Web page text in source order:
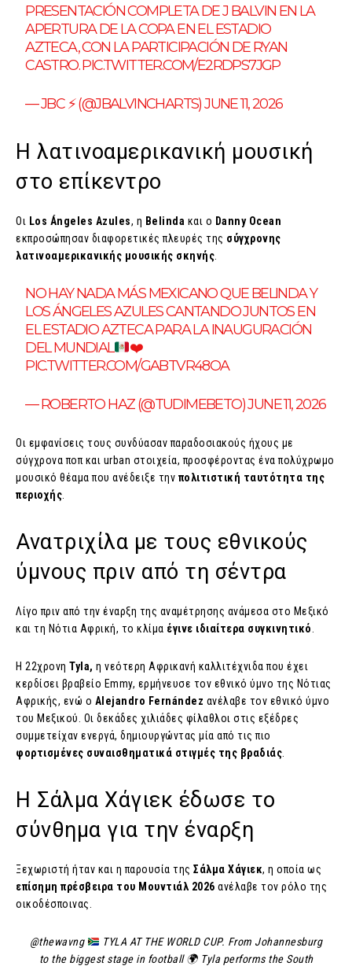
PRESENTACIÓN COMPLETA DE J BALVIN EN LA
APERTURA DE LA COPA EN EL ESTADIO
AZTECA, CON LA PARTICIPACIÓN DE RYAN
CASTRO.PIC.TWITTER.COM/E2RDPS7JGP
— JBC ⚡️ (@JBALVINCHARTS) JUNE 11, 2026
Η λατινοαμερικανική μουσική
στο επίκεντρο
Οι Los Ángeles Azules, η Belinda και ο Danny Ocean
εκπροσώπησαν διαφορετικές πλευρές της σύγχρονης
λατινοαμερικανικής μουσικής σκηνής.
NO HAY NADA MÁS MEXICANO QUE BELINDA Y
LOS ÁNGELES AZULES CANTANDO JUNTOS EN
EL ESTADIO AZTECA PARA LA INAUGURACIÓN
DEL MUNDIAL
❤️
PIC.TWITTER.COM/GABTVR48OA
— ROBERTO HAZ (@TUDIMEBETO) JUNE 11, 2026
Οι εμφανίσεις τους συνδύασαν παραδοσιακούς ήχους με
σύγχρονα ποπ και urban στοιχεία, προσφέροντας ένα πολύχρωμο
μουσικό θέαμα που ανέδειξε την πολιτιστική ταυτότητα της
περιοχής.
Ανατριχίλα με τους εθνικούς
ύμνους πριν από τη σέντρα
Λίγο πριν από την έναρξη της αναμέτρησης ανάμεσα στο Μεξικό
και τη Νότια Αφρική, το κλίμα έγινε ιδιαίτερα συγκινητικό.
Η 22χρονη Tyla, η νεότερη Αφρικανή καλλιτέχνιδα που έχει
κερδίσει βραβείο Emmy, ερμήνευσε τον εθνικό ύμνο της Νότιας
Αφρικής, ενώ ο Alejandro Fernández ανέλαβε τον εθνικό ύμνο
του Μεξικού. Οι δεκάδες χιλιάδες φίλαθλοι στις εξέδρες
συμμετείχαν ενεργά, δημιουργώντας μία από τις πιο
φορτισμένες συναισθηματικά στιγμές της βραδιάς.
Η Σάλμα Χάγιεκ έδωσε το
σύνθημα για την έναρξη
Ξεχωριστή ήταν και η παρουσία της Σάλμα Χάγιεκ, η οποία ως
επίσημη πρέσβειρα του Μουντιάλ 2026 ανέλαβε τον ρόλο της
οικοδέσποινας.
@thewavng
TYLA AT THE WORLD CUP. From Johannesburg
to the biggest stage in football🌍Tyla performs the South